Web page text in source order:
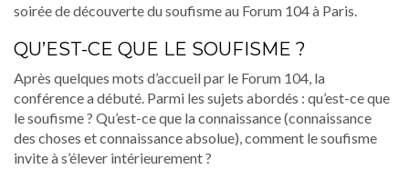
soirée de découverte du soufisme au Forum 104 à Paris.
QU’EST-CE QUE LE SOUFISME ?
Après quelques mots d’accueil par le Forum 104, la
conférence a débuté. Parmi les sujets abordés : qu’est-ce que
le soufisme ? Qu’est-ce que la connaissance (connaissance
des choses et connaissance absolue), comment le soufisme
invite à s’élever intérieurement ?